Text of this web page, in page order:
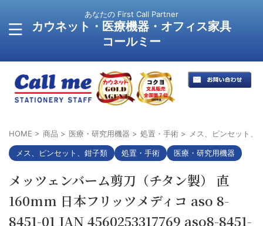
あなたの First Call Partner
カウネット・医療機器・オフィス家具
コールミー
HOME > 商品 > 医療・研究用機器 > 処置・手術 > メス、ピンセット、
メス、ピンセット、鉗子類 処置・手術 医療・研究用機器
メッツェンバーム剪刀（チタン製） 直
160mm 日本フリッツメディコ aso 8-
8451-01 JAN 4560253317769 aso8-8451-